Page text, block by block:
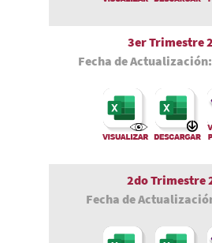
3er Trimestre
Fecha de Actualización:
2do Trimestre
Fecha de